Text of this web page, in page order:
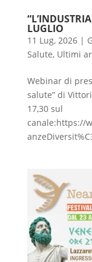
LUGLIO
11 Lug, 2026|
Salute, Ultimi
Webinar di
salute” di
17,30 sul
canale:https://